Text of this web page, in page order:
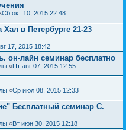
Сб окт 10, 2015 22:48
в Петербурге 21-23
17, 2015 18:42
он-лайн семинар бесплатно
«Пт авг 07, 2015 12:55
«Ср июл 08, 2015 12:33
Бесплатный семинар С.
«Вт июн 30, 2015 12:18